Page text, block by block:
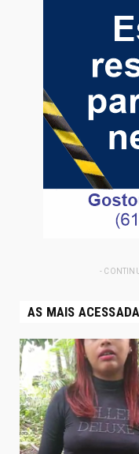
-
AS MAIS